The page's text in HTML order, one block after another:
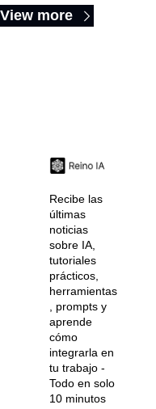
View more
Recibe las
últimas
noticias
sobre IA,
tutoriales
prácticos,
herramientas
, prompts y
aprende
cómo
integrarla en
tu trabajo -
Todo en solo
10 minutos